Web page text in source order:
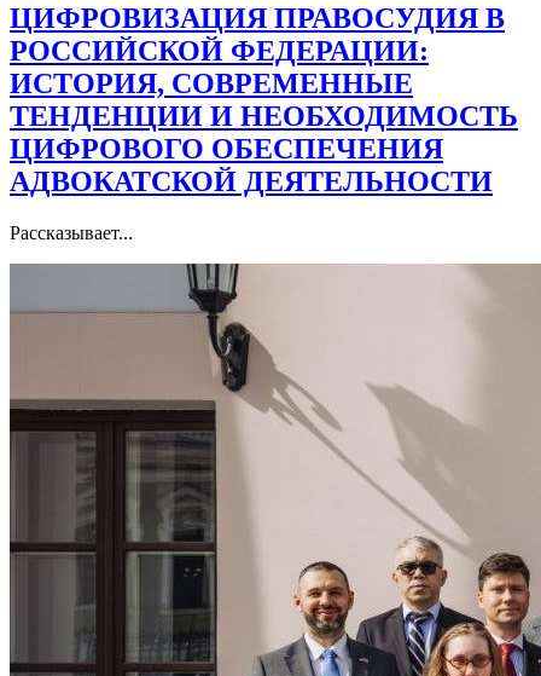
ЦИФРОВИЗАЦИЯ ПРАВОСУДИЯ В
РОССИЙСКОЙ ФЕДЕРАЦИИ:
ИСТОРИЯ, СОВРЕМЕННЫЕ
ТЕНДЕНЦИИ И НЕОБХОДИМОСТЬ
ЦИФРОВОГО ОБЕСПЕЧЕНИЯ
АДВОКАТСКОЙ ДЕЯТЕЛЬНОСТИ
Рассказывает...